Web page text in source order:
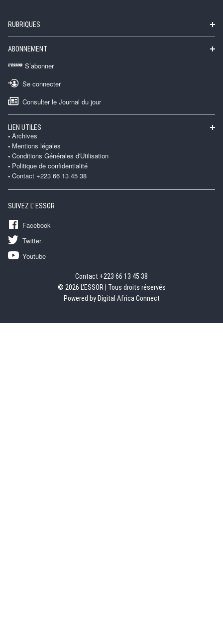
RUBRIQUES
ABONNEMENT
S’abonner
Se connecter
Consulter le Journal du jour
LIEN UTILES
Archives
Mentions légales
Conditions Générales d'Utilisation
Politique de confidentialité
Contact +223 66 13 45 38
SUIVEZ L' ESSOR
Facebook
Twitter
Youtube
Contact +223 66 13 45 38
© 2026 L'ESSOR | Tous droits réservés
Powered by Digital Africa Connect